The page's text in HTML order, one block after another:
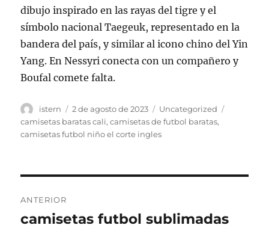
dibujo inspirado en las rayas del tigre y el
símbolo nacional Taegeuk, representado en la
bandera del país, y similar al icono chino del Yin
Yang. En Nessyri conecta con un compañero y
Boufal comete falta.
Autor
istern
Publicado
el
2 de agosto de 2023 Categorías
Uncategorized
camisetas baratas cali,camisetas de futbol baratas,
camisetas futbol niño el corte ingles
de
ANTERIOR
Entrada
camisetas futbol sublimadas